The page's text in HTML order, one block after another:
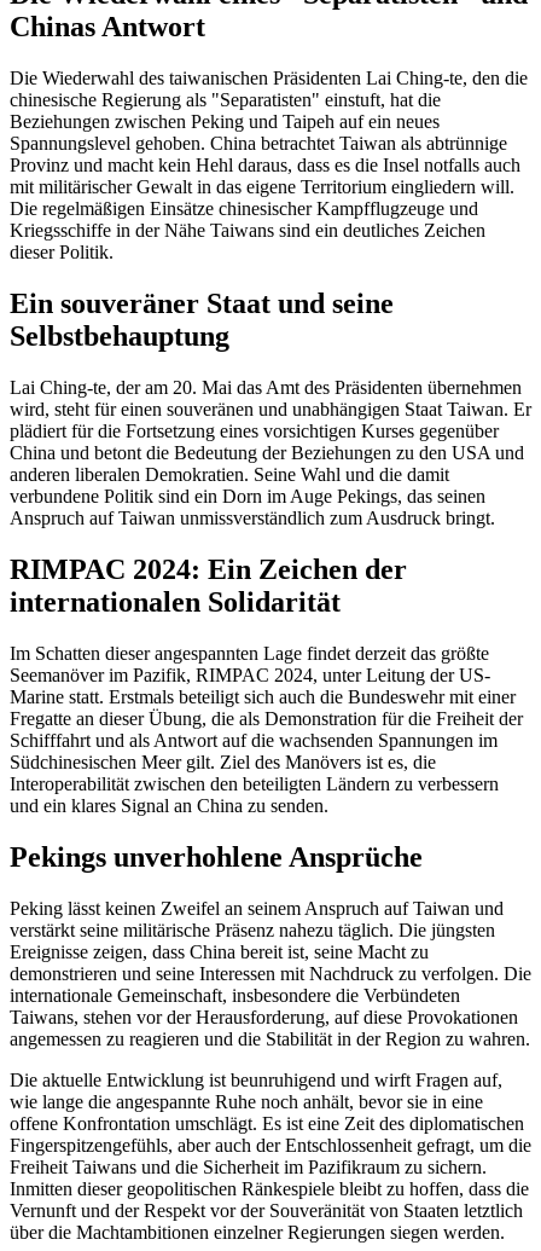
Chinas Antwort
Die Wiederwahl des taiwanischen Präsidenten Lai Ching-te, den die
chinesische Regierung als "Separatisten" einstuft, hat die
Beziehungen zwischen Peking und Taipeh auf ein neues
Spannungslevel gehoben. China betrachtet Taiwan als abtrünnige
Provinz und macht kein Hehl daraus, dass es die Insel notfalls auch
mit militärischer Gewalt in das eigene Territorium eingliedern will.
Die regelmäßigen Einsätze chinesischer Kampfflugzeuge und
Kriegsschiffe in der Nähe Taiwans sind ein deutliches Zeichen
dieser Politik.
Ein souveräner Staat und seine
Selbstbehauptung
Lai Ching-te, der am 20. Mai das Amt des Präsidenten übernehmen
wird, steht für einen souveränen und unabhängigen Staat Taiwan. Er
plädiert für die Fortsetzung eines vorsichtigen Kurses gegenüber
China und betont die Bedeutung der Beziehungen zu den USA und
anderen liberalen Demokratien. Seine Wahl und die damit
verbundene Politik sind ein Dorn im Auge Pekings, das seinen
Anspruch auf Taiwan unmissverständlich zum Ausdruck bringt.
RIMPAC 2024: Ein Zeichen der
internationalen Solidarität
Im Schatten dieser angespannten Lage findet derzeit das größte
Seemanöver im Pazifik, RIMPAC 2024, unter Leitung der US-
Marine statt. Erstmals beteiligt sich auch die Bundeswehr mit einer
Fregatte an dieser Übung, die als Demonstration für die Freiheit der
Schifffahrt und als Antwort auf die wachsenden Spannungen im
Südchinesischen Meer gilt. Ziel des Manövers ist es, die
Interoperabilität zwischen den beteiligten Ländern zu verbessern
und ein klares Signal an China zu senden.
Pekings unverhohlene Ansprüche
Peking lässt keinen Zweifel an seinem Anspruch auf Taiwan und
verstärkt seine militärische Präsenz nahezu täglich. Die jüngsten
Ereignisse zeigen, dass China bereit ist, seine Macht zu
demonstrieren und seine Interessen mit Nachdruck zu verfolgen. Die
internationale Gemeinschaft, insbesondere die Verbündeten
Taiwans, stehen vor der Herausforderung, auf diese Provokationen
angemessen zu reagieren und die Stabilität in der Region zu wahren.
Die aktuelle Entwicklung ist beunruhigend und wirft Fragen auf,
wie lange die angespannte Ruhe noch anhält, bevor sie in eine
offene Konfrontation umschlägt. Es ist eine Zeit des diplomatischen
Fingerspitzengefühls, aber auch der Entschlossenheit gefragt, um die
Freiheit Taiwans und die Sicherheit im Pazifikraum zu sichern.
Inmitten dieser geopolitischen Ränkespiele bleibt zu hoffen, dass die
Vernunft und der Respekt vor der Souveränität von Staaten letztlich
über die Machtambitionen einzelner Regierungen siegen werden.